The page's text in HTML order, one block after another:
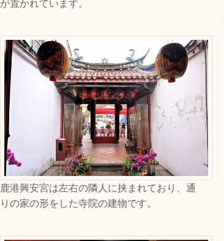
が置かれています。
鹿港興安宮は左右の隣人に挟まれており、通
りの家の形をした寺院の建物です。